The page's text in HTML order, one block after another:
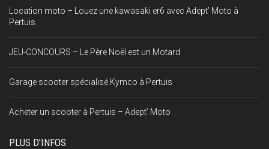
Location moto – Louez une kawasaki er6 avec Adept’ Moto à
Pertuis
JEU-CONCOURS – Le Père Noël est un Motard
Garage scooter spécialisé Kymco à Pertuis
Acheter un scooter à Pertuis – Adept’ Moto
PLUS D’INFOS